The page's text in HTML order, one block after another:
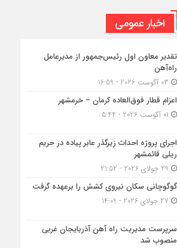
اخبار عمومی
تقدیر معاون اول رئیس‌جمهور از مدیرعامل
راه‌آهن
اعزام قطار فوق‌العاده کرمان – خرمشهر
اجرای پروژه احداث زیرگذر عابر پیاده در حریم
ریلی قائمشهر
گوگوچانی سکان نیروی کشش را برعهده گرفت
سرپرست مدیریت راه آهن آذربایجان غربی
منصوب شد